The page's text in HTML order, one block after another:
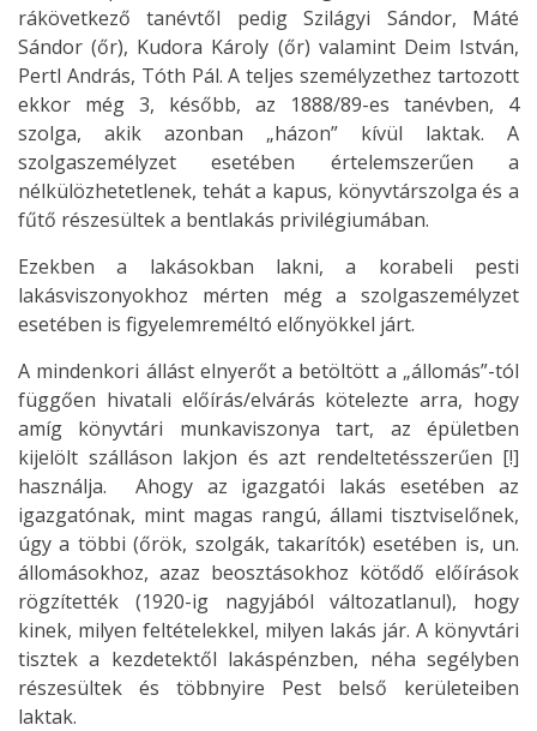
rákövetkező tanévtől pedig Szilágyi Sándor, Máté
Sándor (őr), Kudora Károly (őr) valamint Deim István,
Pertl András, Tóth Pál. A teljes személyzethez tartozott
ekkor még 3, később, az 1888/89-es tanévben, 4
szolga, akik azonban „házon” kívül laktak. A
szolgaszemélyzet esetében értelemszerűen a
nélkülözhetetlenek, tehát a kapus, könyvtárszolga és a
fűtő részesültek a bentlakás privilégiumában.
Ezekben a lakásokban lakni, a korabeli pesti
lakásviszonyokhoz mérten még a szolgaszemélyzet
esetében is figyelemreméltó előnyökkel járt.
A mindenkori állást elnyerőt a betöltött a „állomás”-tól
függően hivatali előírás/elvárás kötelezte arra, hogy
amíg könyvtári munkaviszonya tart, az épületben
kijelölt szálláson lakjon és azt rendeltetésszerűen [!]
használja. Ahogy az igazgatói lakás esetében az
igazgatónak, mint magas rangú, állami tisztviselőnek,
úgy a többi (őrök, szolgák, takarítók) esetében is, un.
állomásokhoz, azaz beosztásokhoz kötődő előírások
rögzítették (1920-ig nagyjából változatlanul), hogy
kinek, milyen feltételekkel, milyen lakás jár. A könyvtári
tisztek a kezdetektől lakáspénzben, néha segélyben
részesültek és többnyire Pest belső kerületeiben
laktak.